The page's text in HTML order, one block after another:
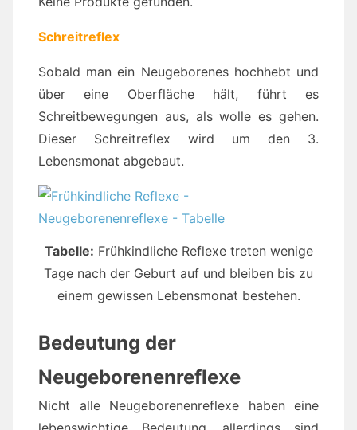
Schreitreflex
Sobald man ein Neugeborenes hochhebt und
über eine Oberfläche hält, führt es
Schreitbewegungen aus, als wolle es gehen.
Dieser Schreitreflex wird um den 3.
Lebensmonat abgebaut.
Tabelle: Frühkindliche Reflexe treten wenige
Tage nach der Geburt auf und bleiben bis zu
einem gewissen Lebensmonat bestehen.
Bedeutung der
Neugeborenenreflexe
Nicht alle Neugeborenenreflexe haben eine